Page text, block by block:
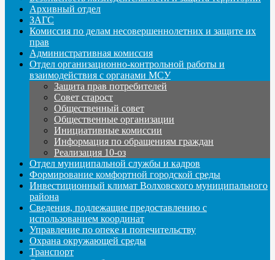
Архивный отдел
ЗАГС
Комиссия по делам несовершеннолетних и защите их
прав
Административная комиссия
Отдел организационно-контрольной работы и
взаимодействия с органами МСУ
Защита прав потребителей
Совет старост
Общественный совет
Общественные организации
Инициативные комиссии
Информация по обращениям граждан
Реализация 10-оз
Отдел муниципальной службы и кадров
Формирование комфортной городской среды
Инвестиционный климат Волховского муниципального
района
Сведения, подлежащие предоставлению с
использованием координат
Управление по опеке и попечительству
Охрана окружающей среды
Транспорт